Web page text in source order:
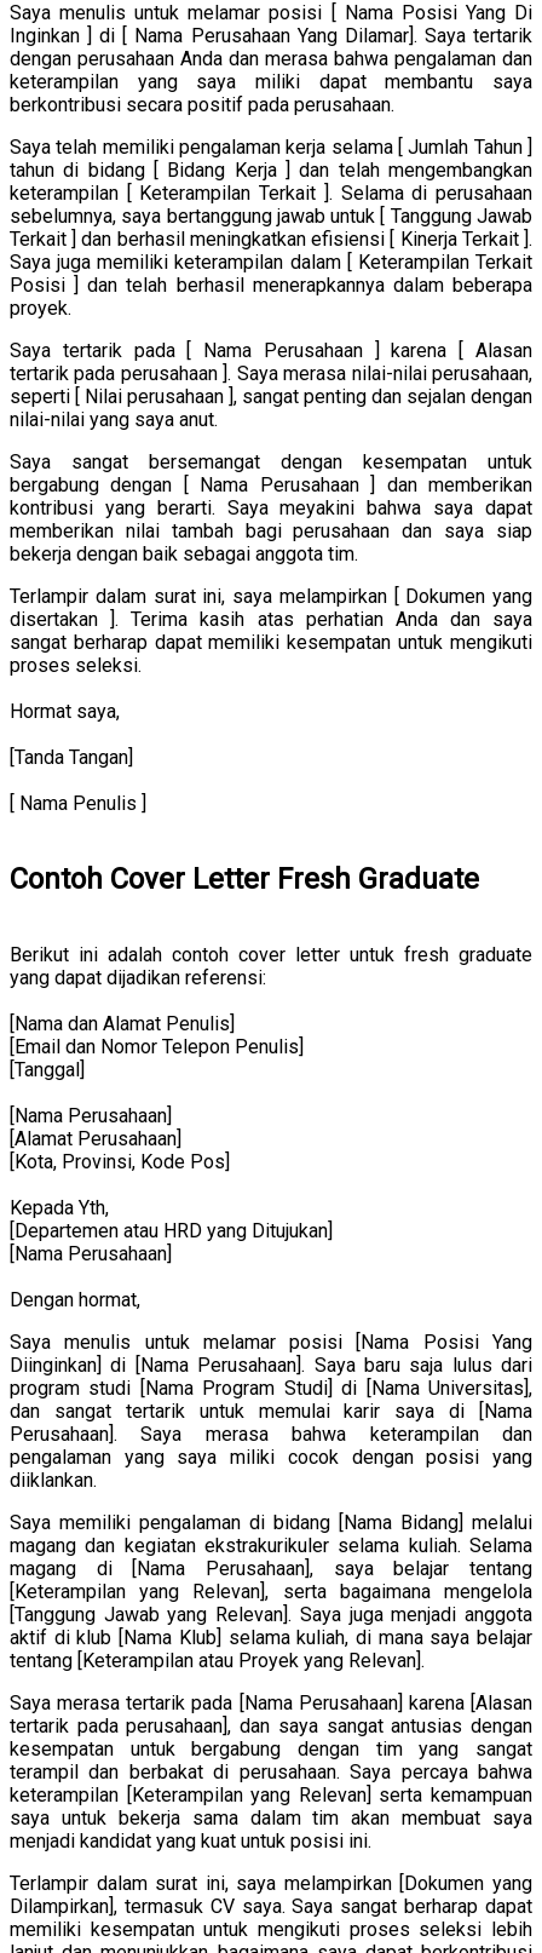
Saya menulis untuk melamar posisi [ Nama Posisi Yang Di
Inginkan ] di [ Nama Perusahaan Yang Dilamar]. Saya tertarik
dengan perusahaan Anda dan merasa bahwa pengalaman dan
keterampilan yang saya miliki dapat membantu saya
berkontribusi secara positif pada perusahaan.
Saya telah memiliki pengalaman kerja selama [ Jumlah Tahun ]
tahun di bidang [ Bidang Kerja ] dan telah mengembangkan
keterampilan [ Keterampilan Terkait ]. Selama di perusahaan
sebelumnya, saya bertanggung jawab untuk [ Tanggung Jawab
Terkait ] dan berhasil meningkatkan efisiensi [ Kinerja Terkait ].
Saya juga memiliki keterampilan dalam [ Keterampilan Terkait
Posisi ] dan telah berhasil menerapkannya dalam beberapa
proyek.
Saya tertarik pada [ Nama Perusahaan ] karena [ Alasan
tertarik pada perusahaan ]. Saya merasa nilai-nilai perusahaan,
seperti [ Nilai perusahaan ], sangat penting dan sejalan dengan
nilai-nilai yang saya anut.
Saya sangat bersemangat dengan kesempatan untuk
bergabung dengan [ Nama Perusahaan ] dan memberikan
kontribusi yang berarti. Saya meyakini bahwa saya dapat
memberikan nilai tambah bagi perusahaan dan saya siap
bekerja dengan baik sebagai anggota tim.
Terlampir dalam surat ini, saya melampirkan [ Dokumen yang
disertakan ]. Terima kasih atas perhatian Anda dan saya
sangat berharap dapat memiliki kesempatan untuk mengikuti
proses seleksi.
Hormat saya,
[Tanda Tangan]
[ Nama Penulis ]
Contoh Cover Letter Fresh Graduate
Berikut ini adalah contoh cover letter untuk fresh graduate
yang dapat dijadikan referensi:
[Nama dan Alamat Penulis]
[Email dan Nomor Telepon Penulis]
[Tanggal]
[Nama Perusahaan]
[Alamat Perusahaan]
[Kota, Provinsi, Kode Pos]
Kepada Yth,
[Departemen atau HRD yang Ditujukan]
[Nama Perusahaan]
Dengan hormat,
Saya menulis untuk melamar posisi [Nama Posisi Yang
Diinginkan] di [Nama Perusahaan]. Saya baru saja lulus dari
program studi [Nama Program Studi] di [Nama Universitas],
dan sangat tertarik untuk memulai karir saya di [Nama
Perusahaan]. Saya merasa bahwa keterampilan dan
pengalaman yang saya miliki cocok dengan posisi yang
diiklankan.
Saya memiliki pengalaman di bidang [Nama Bidang] melalui
magang dan kegiatan ekstrakurikuler selama kuliah. Selama
magang di [Nama Perusahaan], saya belajar tentang
[Keterampilan yang Relevan], serta bagaimana mengelola
[Tanggung Jawab yang Relevan]. Saya juga menjadi anggota
aktif di klub [Nama Klub] selama kuliah, di mana saya belajar
tentang [Keterampilan atau Proyek yang Relevan].
Saya merasa tertarik pada [Nama Perusahaan] karena [Alasan
tertarik pada perusahaan], dan saya sangat antusias dengan
kesempatan untuk bergabung dengan tim yang sangat
terampil dan berbakat di perusahaan. Saya percaya bahwa
keterampilan [Keterampilan yang Relevan] serta kemampuan
saya untuk bekerja sama dalam tim akan membuat saya
menjadi kandidat yang kuat untuk posisi ini.
Terlampir dalam surat ini, saya melampirkan [Dokumen yang
Dilampirkan], termasuk CV saya. Saya sangat berharap dapat
memiliki kesempatan untuk mengikuti proses seleksi lebih